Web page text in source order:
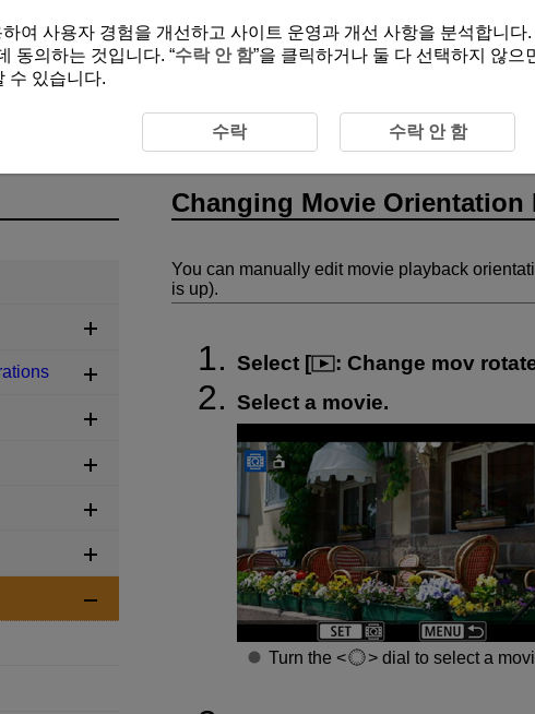
Changing Movie Orientation
You can manually edit movie playback
is up).
Select [ : Change mov
Select a movie.
Turn the dial to select a
여 사용자 경험을 개선하고 사이트 운영과 개선 사항을 분석합니다.
동의하는 것입니다. “수락 안 함”을 클릭하거나 둘 다 선택하지 않
수 있습니다.
수락 수락 안 함